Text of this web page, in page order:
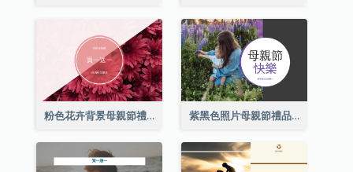
粉色花卉背景母親節禮品卡 紫黑色照片母親節禮品卡